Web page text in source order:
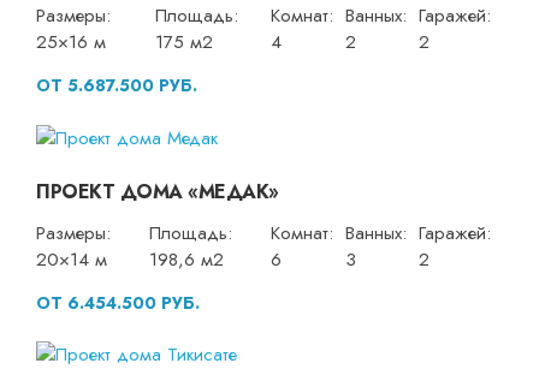
Размеры:
25×16 м
Площадь:
175 м2
Комнат:
4
Ванных:
2
Гаражей:
2
ОТ 5.687.500 РУБ.
ПРОЕКТ ДОМА «МЕДАК»
Размеры:
20×14 м
Площадь:
198,6 м2
Комнат:
6
Ванных:
3
Гаражей:
2
ОТ 6.454.500 РУБ.